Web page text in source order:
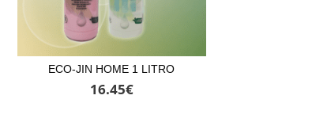
ECO-JIN HOME 1 LITRO
16.45€